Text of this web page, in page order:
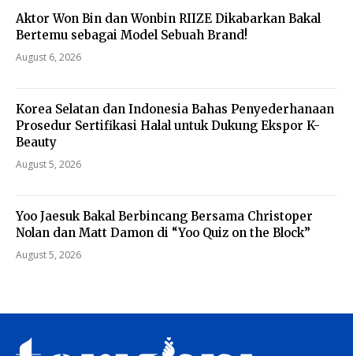
Aktor Won Bin dan Wonbin RIIZE Dikabarkan Bakal
Bertemu sebagai Model Sebuah Brand!
August 6, 2026
Korea Selatan dan Indonesia Bahas Penyederhanaan
Prosedur Sertifikasi Halal untuk Dukung Ekspor K-
Beauty
August 5, 2026
Yoo Jaesuk Bakal Berbincang Bersama Christoper
Nolan dan Matt Damon di “Yoo Quiz on the Block”
August 5, 2026